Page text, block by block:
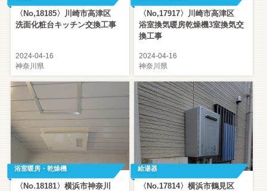
〈No,18185〉川崎市高津区
洗面化粧台キッチン交換工事
2024-04-16
神奈川県
〈No,17917〉川崎市高津区
浴室換気暖房乾燥機3室換気交
換工事
2024-04-16
神奈川県
浴室暖房・乾燥機
〈No.18181〉横浜市神奈川
給湯器
〈No.17814〉横浜市鶴見区